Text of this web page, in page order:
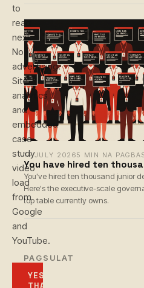
14 JULY 20265 MIN NA
You have hired ten
You've hired ten thousand junior
Here's the executive-scale
top table currently owns.
← PAGSULAT
to
read
next.
No
advertising.
Site
analytics
and
embedded
case-
study
video
load
from
Google
and
YouTube.
YES,